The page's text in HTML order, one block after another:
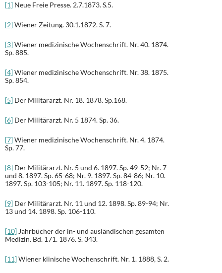
[1] Neue Freie Presse. 2.7.1873. S.5.
[2]Wiener Zeitung. 30.1.1872. S. 7.
[3]Wiener medizinische Wochenschrift. Nr. 40. 1874.
Sp. 885.
[4]Wiener medizinische Wochenschrift. Nr. 38. 1875.
Sp. 854.
[5] Der Militärarzt. Nr. 18. 1878. Sp.168.
[6] Der Militärarzt. Nr. 5 1874. Sp. 36.
[7]Wiener medizinische Wochenschrift. Nr. 4. 1874.
Sp. 77.
[8] Der Militärarzt. Nr. 5 und 6. 1897. Sp. 49-52; Nr. 7
und 8. 1897. Sp. 65-68; Nr. 9. 1897. Sp. 84-86; Nr. 10.
1897. Sp. 103-105; Nr. 11. 1897. Sp. 118-120.
[9] Der Militärarzt. Nr. 11 und 12. 1898. Sp. 89-94; Nr.
13 und 14. 1898. Sp. 106-110.
[10] Jahrbücher der in- und ausländischen gesamten
Medizin. Bd. 171. 1876. S. 343.
[11]Wiener klinische Wochenschrift. Nr. 1. 1888, S. 2.